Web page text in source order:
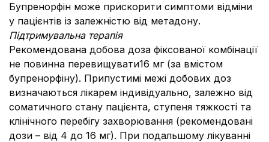
Бупренорфін може прискорити симптоми відміни
у пацієнтів із залежністю від метадону.
Підтримувальна терапія
Рекомендована добова доза фіксованої комбінації
не повинна перевищувати16 мг (за вмістом
бупренорфіну). Припустимі межі добових доз
визначаються лікарем індивідуально, залежно від
соматичного стану пацієнта, ступеня тяжкості та
клінічного перебігу захворювання (рекомендовані
дози – від 4 до 16 мг). При подальшому лікуванні